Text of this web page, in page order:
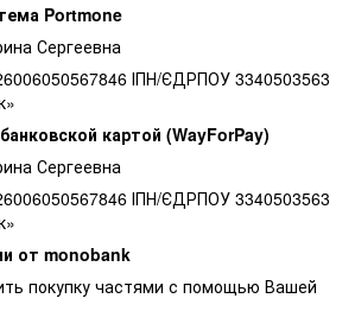
Portmone
Сергеевна
ІПН/ЄДРПОУ 3340503563
картой (WayForPay)
Сергеевна
ІПН/ЄДРПОУ 3340503563
от monobank
покупку частями с помощью Вашей